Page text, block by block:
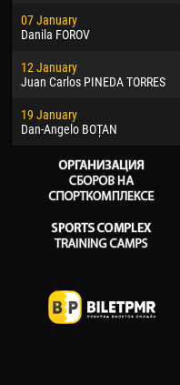
07 January
Danila FOROV
12 January
Juan Carlos PINEDA TORRES
19 January
Dan-Angelo BOȚAN